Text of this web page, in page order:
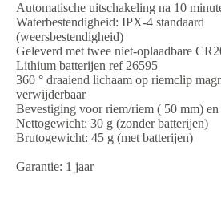
Automatische uitschakeling na 10
Waterbestendigheid: IPX-4 standaard
(weersbestendigheid)
Geleverd met twee niet-oplaadbare
Lithium batterijen ref 26595
360 ° draaiend lichaam op riemclip
verwijderbaar
Bevestiging voor riem/riem ( 50 mm)
Nettogewicht: 30 g (zonder batterijen)
Brutogewicht: 45 g (met batterijen)
Garantie: 1 jaar